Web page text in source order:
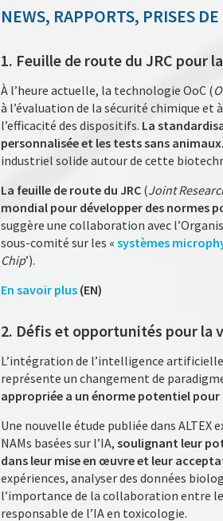
NEWS, RAPPORTS, PRISES
1. Feuille de route du JRC pour
À l’heure actuelle, la technologie OoC (
à l’évaluation de la sécurité chimique
l’efficacité des dispositifs. La
personnalisée et les tests sans animaux.
industriel solide autour de cette
La feuille de route du JRC (Joint
mondial pour développer des normes
suggère une collaboration avec
sous-comité sur les « systèmes
Chip’).
En savoir plus (EN)
2. Défis et opportunités pour la
L’intégration de l’intelligence
représente un changement de
appropriée a un énorme potentiel
Une nouvelle étude publiée dans
NAMs basées sur l’IA, soulignant leur
dans leur mise en œuvre et leur
expériences, analyser des données
l’importance de la collaboration entre
responsable de l’IA en toxicologie.